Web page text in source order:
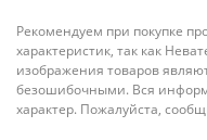
Рекомендуем при покупке
характеристик, так как
изображения товаров
безошибочными. Вся
характер. Пожалуйста,